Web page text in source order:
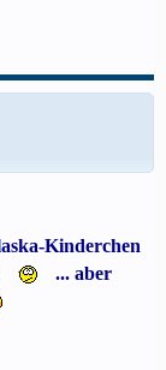
Kinderchen
... aber